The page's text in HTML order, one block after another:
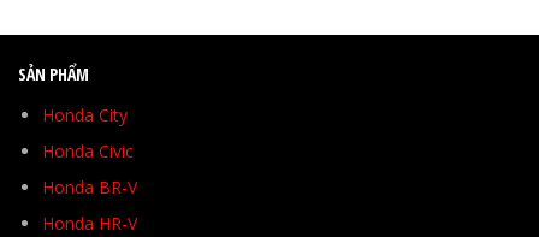
SẢN PHẨM
Honda City
Honda Civic
Honda BR-V
Honda HR-V